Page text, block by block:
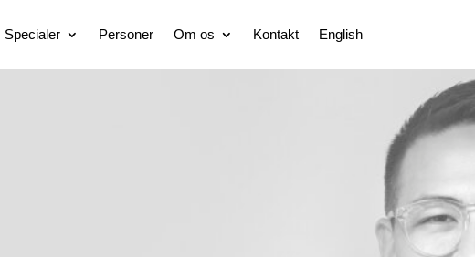
Specialer Personer Om os Kontakt English